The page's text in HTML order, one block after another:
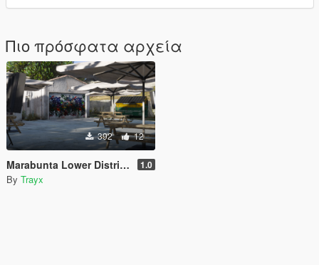
Πιο πρόσφατα αρχεία
392 12
Marabunta Lower District [YMAP] 1.0
By Trayx